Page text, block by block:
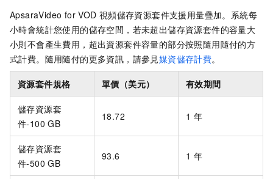
ApsaraVideo for VOD 視頻儲存資源套件支援用量疊加。系統每
小時會統計您使用的儲存空間，若未超出儲存資源套件的容量大
小則不會產生費用，超出資源套件容量的部分按照隨用隨付的方
式計費。隨用隨付的更多資訊，請參見媒資儲存計費。
資源套件規格 單價（美元） 有效期間
儲存資源套
件-100 GB
18.72 1 年
儲存資源套
件-500 GB
93.6 1 年